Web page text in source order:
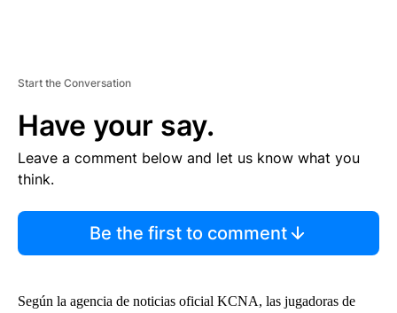
Start the Conversation
Have your say.
Leave a comment below and let us know what you
think.
Be the first to comment
Según la agencia de noticias oficial KCNA, las jugadoras de